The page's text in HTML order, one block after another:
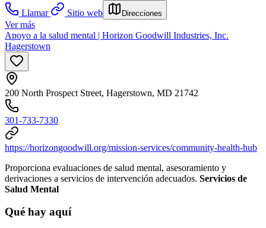
Llamar
Sitio web Direcciones
Ver más
Apoyo a la salud mental | Horizon Goodwill Industries, Inc.
Hagerstown
200 North Prospect Street, Hagerstown, MD 21742
301-733-7330
https://horizongoodwill.org/mission-services/community-health-hub
Proporciona evaluaciones de salud mental, asesoramiento y
derivaciones a servicios de intervención adecuados. Servicios de
Salud Mental
Qué hay aquí